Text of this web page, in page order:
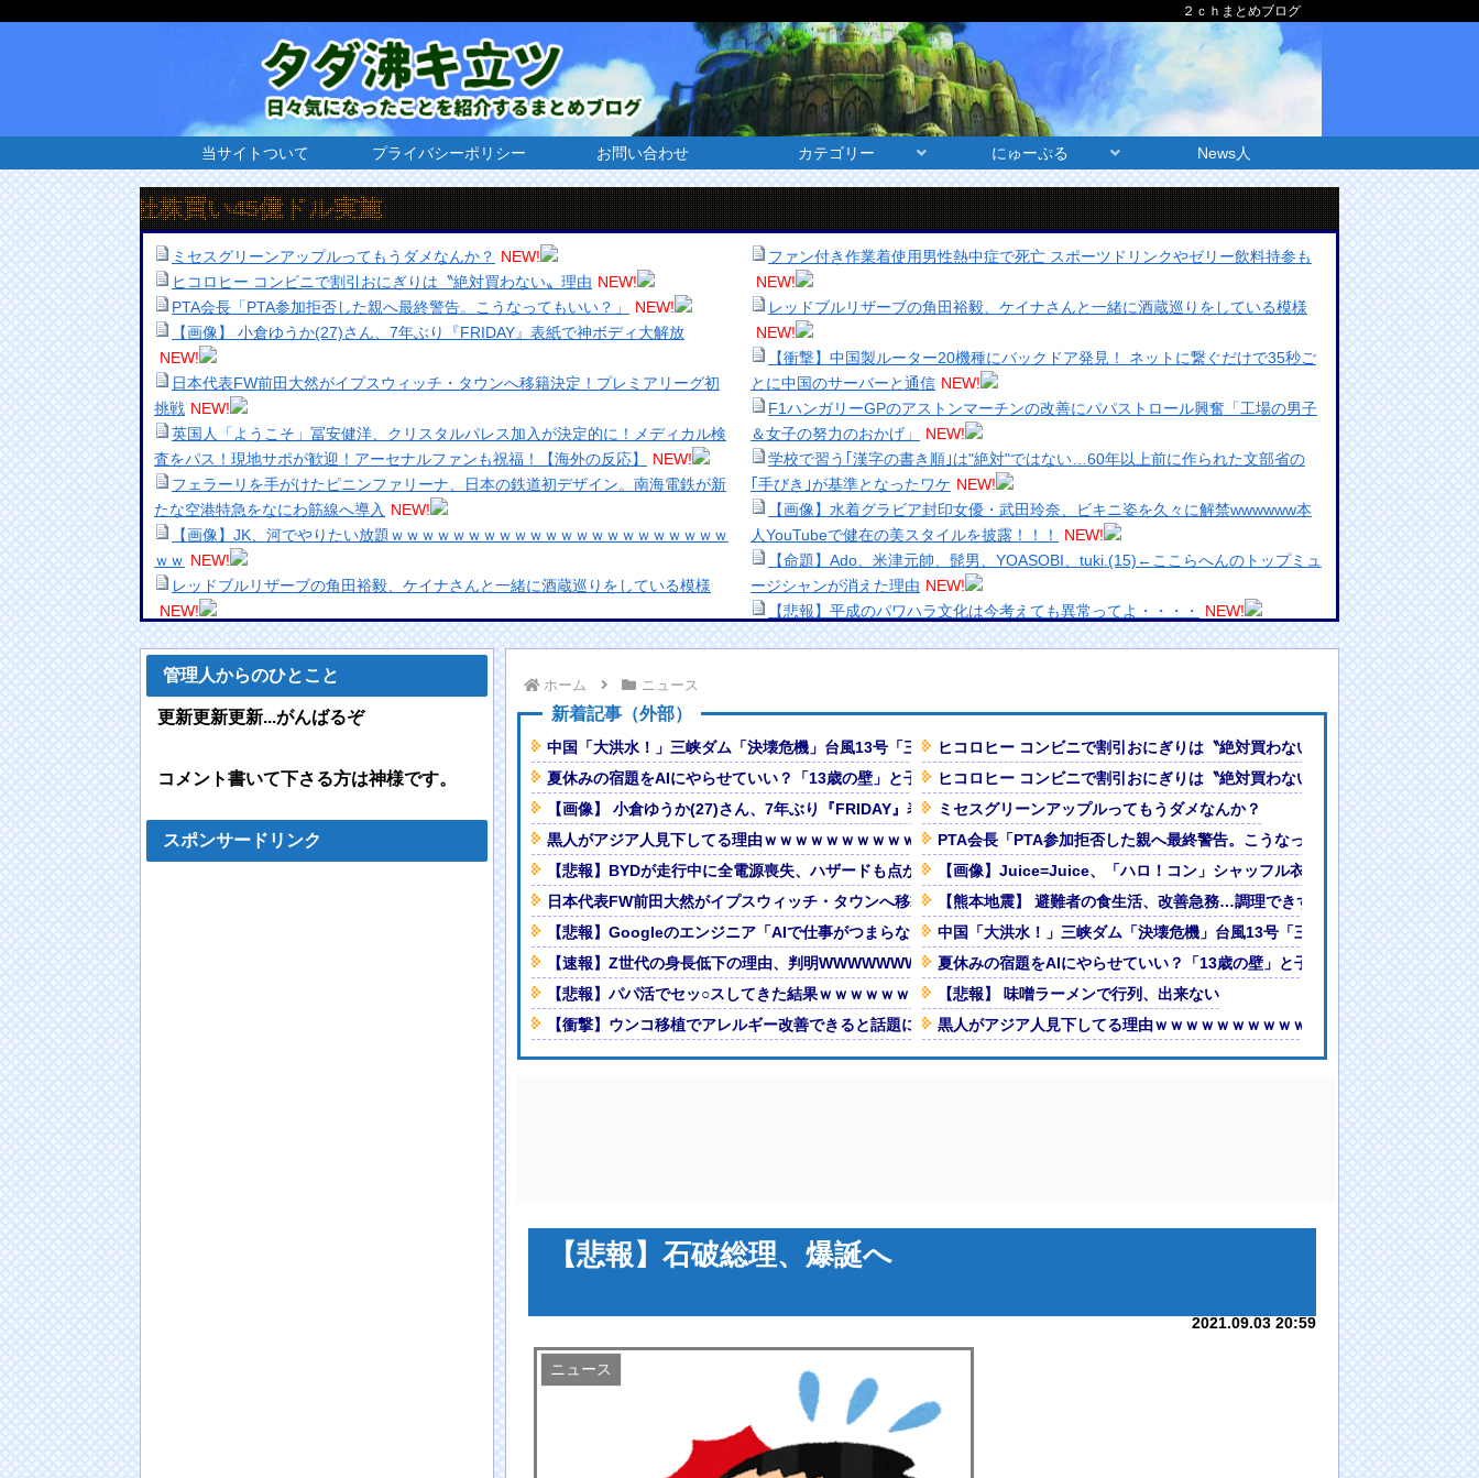
２ｃｈまとめブログ
当サイトついて プライバシーポリシー お問い合わせ カテゴリー にゅーぷる News人
社株買い45億ドル実施
ミセスグリーンアップルってもうダメなんか？ NEW!
ヒコロヒー コンビニで割引おにぎりは〝絶対買わない〟理由 NEW!
PTA会長「PTA参加拒否した親へ最終警告。こうなってもいい？」
NEW!
【画像】 小倉ゆうか(27)さん、7年ぶり『FRIDAY』表紙で神ボディ大解放
NEW!
日本代表FW前田大然がイプスウィッチ・タウンへ移籍決定！プレミアリーグ初
挑戦 NEW!
英国人「ようこそ」冨安健洋、クリスタルパレス加入が決定的に！メディカル検
査をパス！現地サポが歓迎！アーセナルファンも祝福！【海外の反応】
NEW!
フェラーリを手がけたピニンファリーナ、日本の鉄道初デザイン。南海電鉄が新
たな空港特急をなにわ筋線へ導入 NEW!
【画像】JK、河でやりたい放題ｗｗｗｗｗｗｗｗｗｗｗｗｗｗｗｗｗｗｗｗｗｗ
ｗｗ NEW!
レッドブルリザーブの角田裕毅、ケイナさんと一緒に酒蔵巡りをしている模様
NEW!
SV衣装Ver.」【彩色原型公開】他
【ワンピース】ゾロ「女だぞ」エネル「見ればわかる」←ここ好きすぎるｗｗｗ
ｗｗｗｗｗｗｗｗｗｗ NEW!
【驚愕】エ口い女友達のクリ◯リスを舐めて3時間イカせまくった結果ｗｗｗｗ
F1ハンガリーGPのアストンマーチンの改善にパパストロール興奮「工場の男子
韓国のサッカー審判に対する性接待疑惑、ついに日本や英国メディアにも取り上
げられ国際問題に発展w NEW!
【｛あんこ｝やる夫達は異世界でのし上がりたいようです】 【第６４話：最強
海外「日本人はなんて気高いんだ！」 英高級紙も驚愕した極限の中の日本人の
【画像】水着グラビア封印女優・武田玲奈、ビキニ姿を久々に解禁wwwwww本
日本人の人口が42年ぶり1億2千万人割れ…91万人減の1億1973万人
ドイツ人男性がランニングシューズで富士登山 「足をくじいて動けない」
ファン付き作業着使用男性熱中症で死亡 スポーツドリンクやゼリー飲料持参も
NEW!
レッドブルリザーブの角田裕毅、ケイナさんと一緒に酒蔵巡りをしている模様
NEW!
【衝撃】中国製ルーター20機種にバックドア発見！ ネットに繋ぐだけで35秒ご
とに中国のサーバーと通信 NEW!
F1ハンガリーGPのアストンマーチンの改善にパパストロール興奮「工場の男子
＆女子の努力のおかげ」
NEW!
学校で習う｢漢字の書き順｣は"絶対"ではない…60年以上前に作られた文部省の
｢手びき｣が基準となったワケ NEW!
【画像】水着グラビア封印女優・武田玲奈、ビキニ姿を久々に解禁wwwwww本
人YouTubeで健在の美スタイルを披露！！！
NEW!
【命題】Ado、米津元帥、髭男、YOASOBI、tuki.(15)←ここらへんのトップミュ
ージシャンが消えた理由 NEW!
【悲報】平成のパワハラ文化は今考えても異常ってよ・・・・
NEW!
美少女図鑑AWARD2026グランプリ・榎本彩乃、グラビア披露！透明感が凄
い！！
熊本地震、「九州自動車道は混んでない」と実況しながら被災地へ向かう有名ア
ナなどに批判殺到 全国紙記者「最新の状況をいち早く伝えることは報道機関として
の責務」「情報を取り上げることには大きな意義がある」
【画像】顔100点、体30点の女ｗｗｗ
「洋画に日本版主題歌は必要か?」論争
【悲報】職場で無能判定された人間って割とガチめに差別されるよな・・・
Powered by livedoor 相互RSS
ホーム ニュース
新着記事（外部）
中国「大洪水！」三峡ダム「決壊危機」台風13号「三峡直撃確定」日本「最も強い勢力で接近！（伊勢湾台風級」台風13号と15号「
夏休みの宿題をAIにやらせていい？「13歳の壁」と子どもが賢くなる生成AIの使い方
【画像】 小倉ゆうか(27)さん、7年ぶり『FRIDAY』表紙で神ボディ大解放
黒人がアジア人見下してる理由ｗｗｗｗｗｗｗｗｗｗｗｗｗｗｗｗｗ
【悲報】BYDが走行中に全電源喪失、ハザードも点かず道路上で走行不能に！ 走行距離わずか約7700kmで発生
日本代表FW前田大然がイプスウィッチ・タウンへ移籍決定！プレミアリーグ初挑戦
【悲報】Googleのエンジニア「AIで仕事がつまらなくなった」
【速報】Z世代の身長低下の理由、判明WWWWWWWWWWWWWWWWWWWWWWWWWWWWWWWWW
【悲報】パパ活でセッ○スしてきた結果ｗｗｗｗｗｗｗｗwwww
【衝撃】ウンコ移植でアレルギー改善できると話題に
ヒコロヒー コンビニで割引おにぎりは〝絶対買わない〟理由
ヒコロヒー コンビニで割引おにぎりは〝絶対買わない〟理由
ミセスグリーンアップルってもうダメなんか？
PTA会長「PTA参加拒否した親へ最終警告。こうなってもいい？」
【画像】Juice=Juice、「ハロ！コン」シャッフル衣装で集合写真
【熊本地震】 避難者の食生活、改善急務…調理できず「パン飽き飽き」断水
中国「大洪水！」三峡ダム「決壊危機」台風13号「三峡直撃確定」日本「
夏休みの宿題をAIにやらせていい？「13歳の壁」と子どもが賢くなる生成AI
【悲報】 味噌ラーメンで行列、出来ない
黒人がアジア人見下してる理由ｗｗｗｗｗｗｗｗｗｗｗｗｗｗｗｗｗ
【悲報】石破総理、爆誕へ
2021.09.03 20:59
ニュース
管理人からのひとこと
更新更新更新...がんばるぞ
コメント書いて下さる方は神様です。
スポンサードリンク